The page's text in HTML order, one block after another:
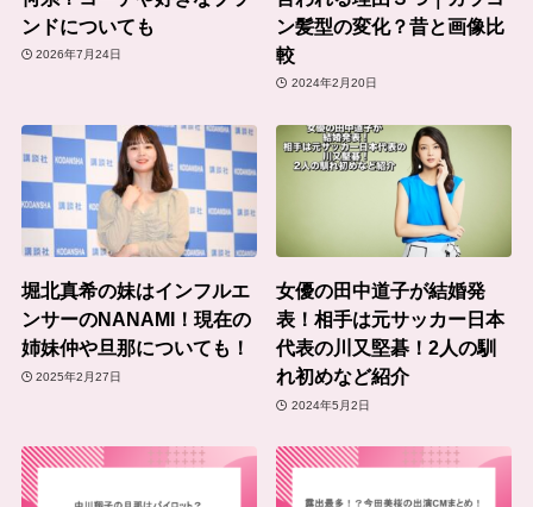
ンドについても
2026年7月24日
ン髪型の変化？昔と画像比
較
2024年2月20日
堀北真希の妹はインフルエ
ンサーのNANAMI！現在の
姉妹仲や旦那についても！
2025年2月27日
女優の田中道子が結婚発
表！相手は元サッカー日本
代表の川又堅碁！2人の馴
れ初めなど紹介
2024年5月2日